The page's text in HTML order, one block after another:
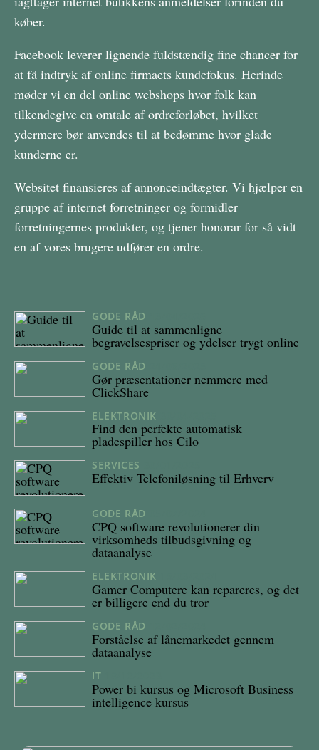
køber.
Facebook leverer lignende fuldstændig fine chancer for
at få indtryk af online firmaets kundefokus. Herinde
møder vi en del online webshops hvor folk kan
tilkendegive en omtale af ordreforløbet, hvilket
ydermere bør anvendes til at bedømme hvor glade
kunderne er.
Websitet finansieres af annonceindtægter. Vi hjælper en
gruppe af internet forretninger og formidler
forretningernes produkter, og tjener honorar for så vidt
en af vores brugere udfører en ordre.
GODE RÅD
Guide til at sammenligne
begravelsespriser og ydelser trygt online
GODE RÅD
Gør præsentationer nemmere med
ClickShare
ELEKTRONIK
Find den perfekte automatisk
pladespiller hos Cilo
SERVICES
Effektiv Telefoniløsning til Erhverv
GODE RÅD
CPQ software revolutionerer din
virksomheds tilbudsgivning og
dataanalyse
ELEKTRONIK
Gamer Computere kan repareres, og det
er billigere end du tror
GODE RÅD
Forståelse af lånemarkedet gennem
dataanalyse
IT
Power bi kursus og Microsoft Business
intelligence kursus